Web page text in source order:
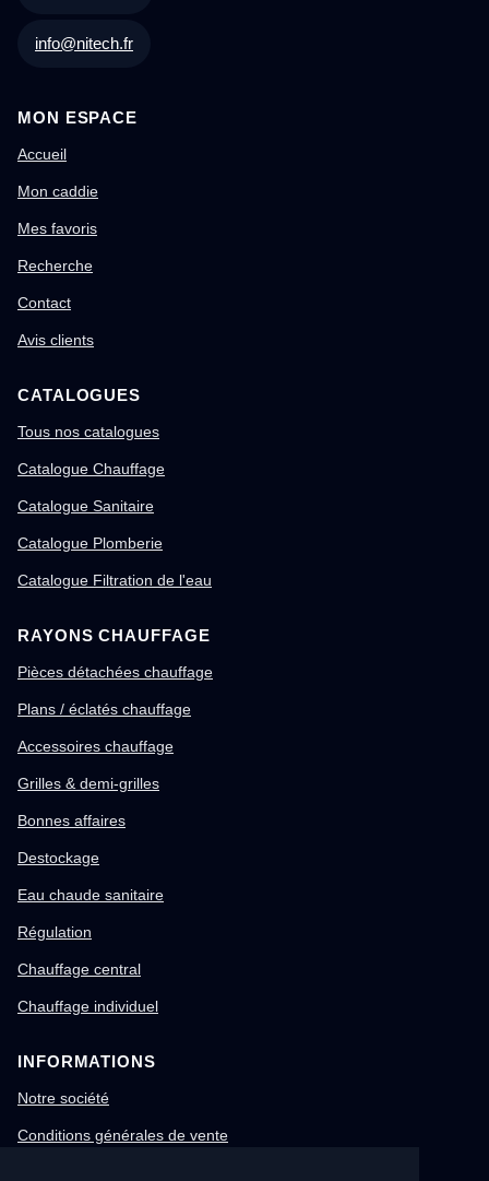
info@nitech.fr
MON ESPACE
Accueil
Mon caddie
Mes favoris
Recherche
Contact
Avis clients
CATALOGUES
Tous nos catalogues
Catalogue Chauffage
Catalogue Sanitaire
Catalogue Plomberie
Catalogue Filtration de l'eau
RAYONS CHAUFFAGE
Pièces détachées chauffage
Plans / éclatés chauffage
Accessoires chauffage
Grilles & demi-grilles
Bonnes affaires
Destockage
Eau chaude sanitaire
Régulation
Chauffage central
Chauffage individuel
INFORMATIONS
Notre société
Conditions générales de vente